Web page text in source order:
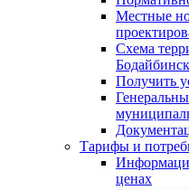
Местные
Схема
Получить
Тарифы и
ценах